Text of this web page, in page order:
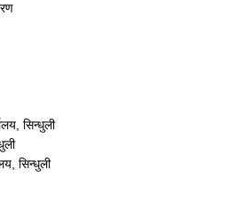
सिन्धुली
, सिन्धुली